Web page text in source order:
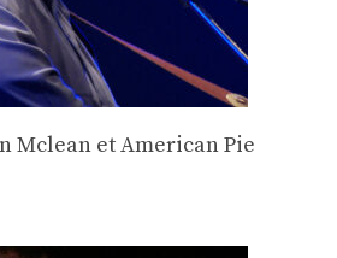
Mclean et American Pie